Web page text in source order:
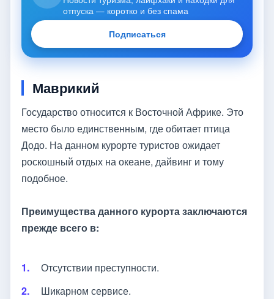
отпуска — коротко и без спама
Подписаться
Маврикий
Государство относится к Восточной Африке. Это
место было единственным, где обитает птица
Додо. На данном курорте туристов ожидает
роскошный отдых на океане, дайвинг и тому
подобное.
Преимущества данного курорта заключаются
прежде всего в:
Отсутствии преступности.
Шикарном сервисе.